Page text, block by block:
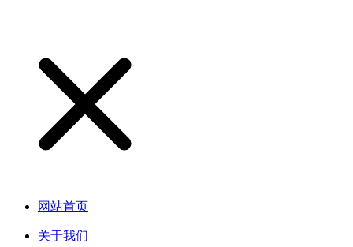
网站首页
关于我们